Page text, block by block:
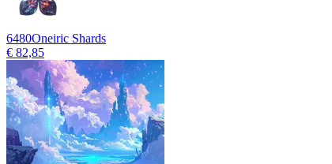
6480Oneiric Shards
€ 82,85